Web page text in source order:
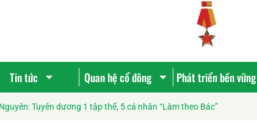
Tin tức Quan hệ cổ đông Phát triển bền vững
Tuyên dương 1 tập thể, 5 cá nhân “Làm theo Bác”